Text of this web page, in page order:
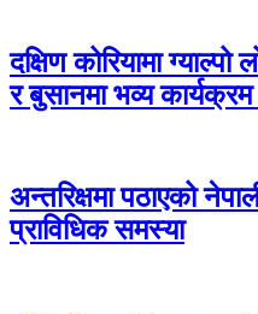
दक्षिण कोरियामा ग्याल्पो
र बुसानमा भव्य कार्यक्रम
अन्तरिक्षमा पठाएको
प्राविधिक समस्या